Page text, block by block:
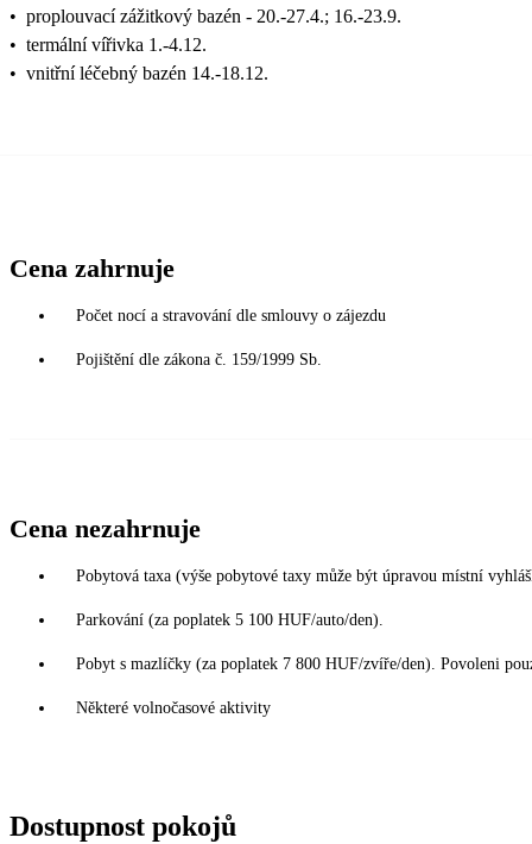
• proplouvací zážitkový bazén - 20.-27.4.; 16.-23.9.
• termální vířivka 1.-4.12.
• vnitřní léčebný bazén 14.-18.12.
Cena zahrnuje
Počet nocí a stravování dle smlouvy o zájezdu
Pojištění dle zákona č. 159/1999 Sb.
Cena nezahrnuje
Pobytová taxa (výše pobytové taxy může být úpravou místní
Parkování (za poplatek 5 100 HUF/auto/den).
Pobyt s mazlíčky (za poplatek 7 800 HUF/zvíře/den). Povoleni
Některé volnočasové aktivity
Dostupnost pokojů